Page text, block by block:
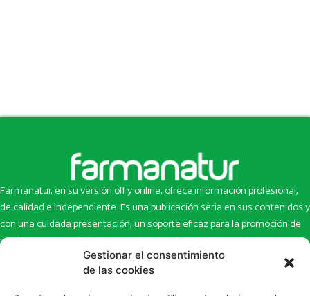
Gestionar el consentimiento
de las cookies
Farmanatur, en su versión off y online, ofrece información profesional,
de calidad e independiente. Es una publicación seria en sus contenidos y
con una cuidada presentación, un soporte eficaz para la promoción de
productos y novedades.
Inicio